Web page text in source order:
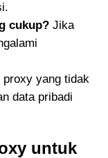
cukup? Jika
proxy yang tidak
data pribadi
untuk